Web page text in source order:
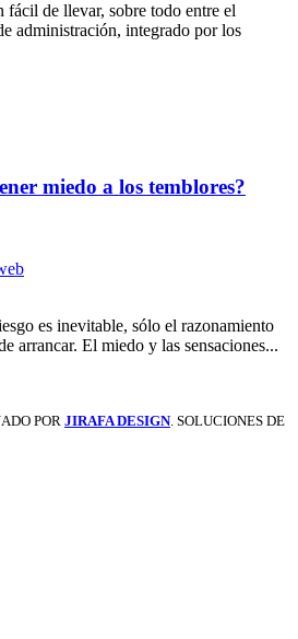
fácil de llevar, sobre todo entre el
administración, integrado por los
miedo a los temblores?
es inevitable, sólo el razonamiento
arrancar. El miedo y las sensaciones...
POR JIRAFA DESIGN. SOLUCIONES DE